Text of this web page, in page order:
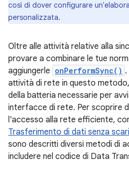
così di dover configurare
personalizzata.
Oltre alle attività relative alla
provare a combinare le tue
aggiungerle onPerformSync()
attività di rete in questo
della batteria necessarie per
interfacce di rete. Per scoprire
l'accesso alla rete efficiente,
Trasferimento di dati senza
sono descritti diversi metodi di
includere nel codice di Data